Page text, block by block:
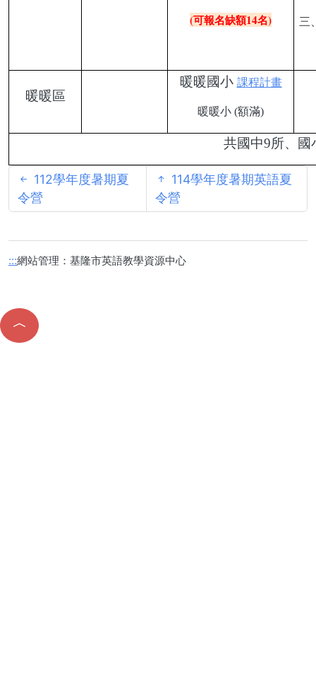
(可報名缺額14名) 三
暖暖區
暖暖國小 課程計畫
暖暖小 (額滿)
共國中9所、國
112學年度暑期夏
令營
114學年度暑期英語夏
令營
:::網站管理：基隆市英語教學資源中心